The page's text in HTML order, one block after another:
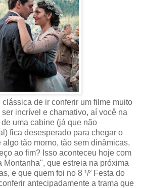
de ir conferir um filme muito
incrível e chamativo, aí você na
uma cabine (já que não
fica desesperado para chegar o
tão morno, tão sem dinâmicas,
ao fim? Isso aconteceu hoje com
Montanha", que estreia na próxima
e que quem foi no 8 ¹/² Festa do
antecipadamente a trama que